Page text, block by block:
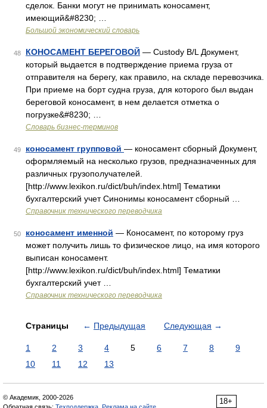
сделок. Банки могут не принимать коносамент,
имеющий&#8230; …
Большой экономический словарь
48 КОНОСАМЕНТ БЕРЕГОВОЙ — Custody B/L Документ,
который выдается в подтверждение приема груза от
отправителя на берегу, как правило, на складе перевозчика.
При приеме на борт судна груза, для которого был выдан
береговой коносамент, в нем делается отметка о
погрузке&#8230; …
Словарь бизнес-терминов
49 коносамент групповой — коносамент сборный Документ,
оформляемый на несколько грузов, предназначенных для
различных грузополучателей.
[http://www.lexikon.ru/dict/buh/index.html] Тематики
бухгалтерский учет Синонимы коносамент сборный …
Справочник технического переводчика
50 коносамент именной — Коносамент, по которому груз
может получить лишь то физическое лицо, на имя которого
выписан коносамент.
[http://www.lexikon.ru/dict/buh/index.html] Тематики
бухгалтерский учет …
Справочник технического переводчика
Страницы ← Предыдущая Следующая →
1 2 3 4 5 6 7 8
9
10
11 12 13
18+
© Академик, 2000-2026